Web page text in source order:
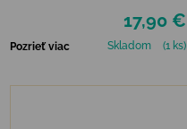
17,90 €
Pozrieť viac Skladom (1 ks)